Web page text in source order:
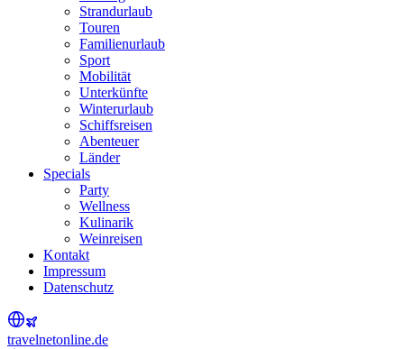
Strandurlaub
Touren
Familienurlaub
Sport
Mobilität
Unterkünfte
Winterurlaub
Schiffsreisen
Abenteuer
Länder
Specials
Party
Wellness
Kulinarik
Weinreisen
Kontakt
Impressum
Datenschutz
travelnetonline.de